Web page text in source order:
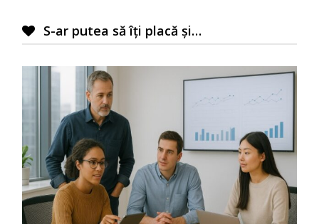
S-ar putea să îți placă și…